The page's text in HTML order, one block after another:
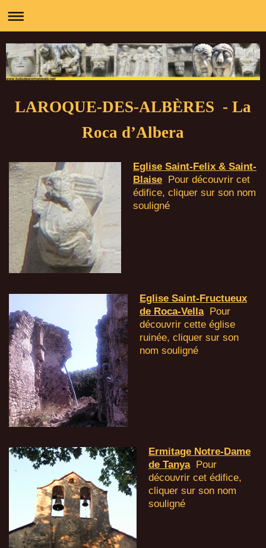
LAROQUE-DES-ALBÈRES - La
Roca d’Albera
Eglise Saint-Felix & Saint-
Blaise Pour découvrir cet
édifice, cliquer sur son nom
souligné
Eglise Saint-Fructueux
de Roca-VellaPour
découvrir cette église
ruinée, cliquer sur son
nom souligné
Ermitage Notre-Dame
de TanyaPour
découvrir cet édifice,
cliquer sur son nom
souligné